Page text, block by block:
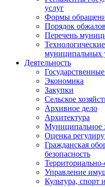
услуг
Формы
Порядок
Перечень
муниципальных
Деятельность
Экономика
Закупки
Сельское
Архивное дело
Архитектура
Муниципальное
Оценка
Гражданская
безопасность
Управление
Культура, спорт